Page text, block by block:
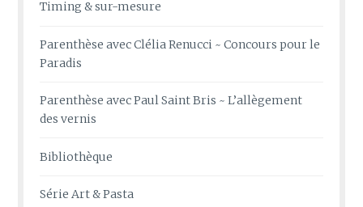
Timing & sur-mesure
Parenthèse avec Clélia Renucci ~ Concours pour le
Paradis
Parenthèse avec Paul Saint Bris ~ L’allègement
des vernis
Bibliothèque
Série Art & Pasta